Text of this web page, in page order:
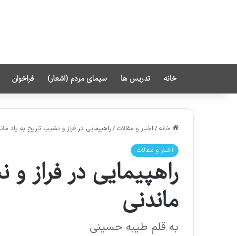
خانه تدریس ها سیمای مردم (اشعار) فراخوان
خانه / اخبار و مقالات / راهپیمایی در فراز و نشیب تاریخ به یاد
اخبار و مقالات
راهپیمایی در فراز
ماندنی
به قلم طیبه حسینی